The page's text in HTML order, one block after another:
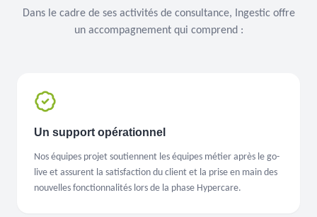
Dans le cadre de ses activités de consultance, Ingestic offre
un accompagnement qui comprend :
Un support opérationnel
Nos équipes projet soutiennent les équipes métier après le go-
live et assurent la satisfaction du client et la prise en main des
nouvelles fonctionnalités lors de la phase Hypercare.